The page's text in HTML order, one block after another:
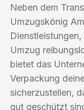
Neben dem
Umzugskönig
Umzug
bietet das
Verpackung
sicherzustellen,
gut geschützt